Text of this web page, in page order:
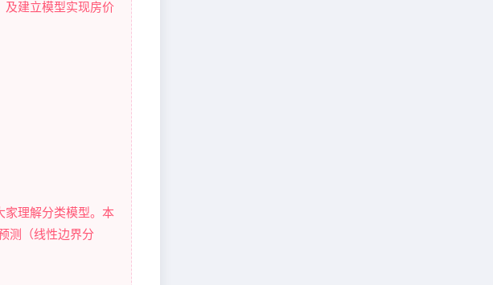
及建立模型实现房价
家理解分类模型。本
测（线性边界分